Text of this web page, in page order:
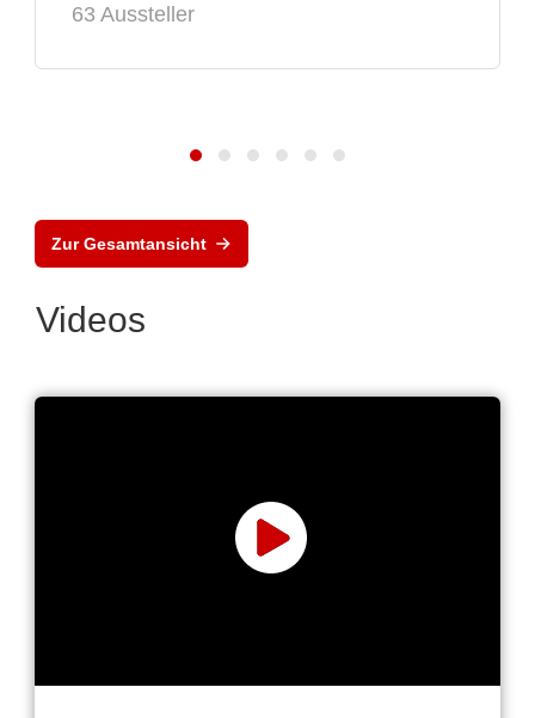
63 Aussteller
Zur Gesamtansicht
Videos